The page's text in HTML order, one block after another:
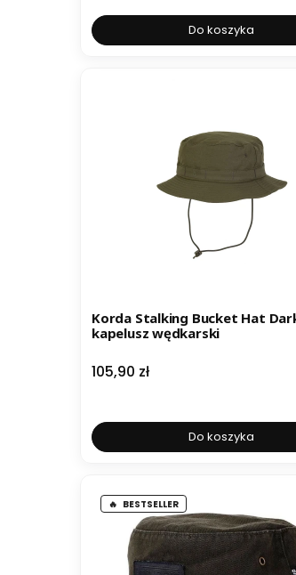
Do koszyka
Korda Stalking Bucket Hat
kapelusz wędkarski
Cena
105,90 zł
Do koszyka
BESTSELLER